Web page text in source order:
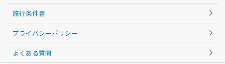
旅行条件書
プライバシーポリシー
よくある質問